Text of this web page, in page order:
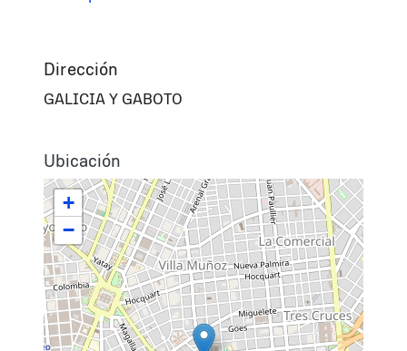
Dirección
GALICIA Y GABOTO
Ubicación
+
−